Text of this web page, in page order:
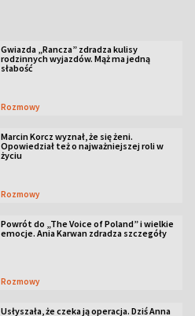
Gwiazda „Rancza” zdradza kulisy
rodzinnych wyjazdów. Mąż ma jedną
słabość
Rozmowy
Marcin Korcz wyznał, że się żeni.
Opowiedział też o najważniejszej roli w
życiu
Rozmowy
Powrót do „The Voice of Poland” i wielkie
emocje. Ania Karwan zdradza szczegóły
Rozmowy
Usłyszała, że czeka ją operacja. Dziś Anna